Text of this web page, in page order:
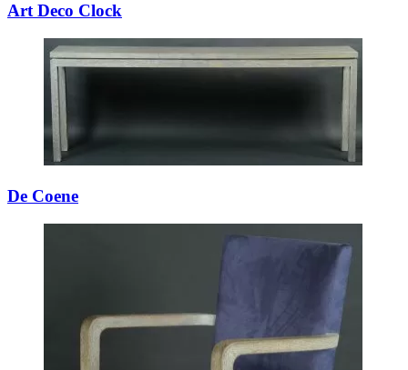
Art Deco Clock
De Coene